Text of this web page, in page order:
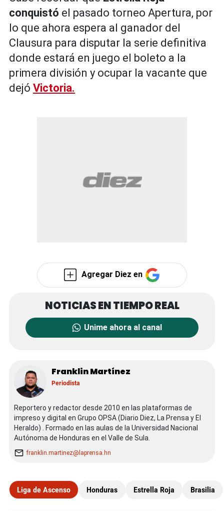
conquistó el pasado torneo Apertura, por
lo que ahora espera al ganador del
Clausura para disputar la serie definitiva
donde estará en juego el boleto a la
primera división y ocupar la vacante que
dejó Victoria.
Agregar Diez en
Unime ahora al canal
Franklin Martínez
Periodista
Reportero y redactor desde 2010 en las plataformas de
impreso y digital en Grupo OPSA (Diario Diez, La Prensa y El
Heraldo) . Formado en las aulas de la Universidad Nacional
Autónoma de Honduras en el Valle de Sula.
franklin.martinez@laprensa.hn
Liga de Ascenso Honduras Estrella Roja Brasilia